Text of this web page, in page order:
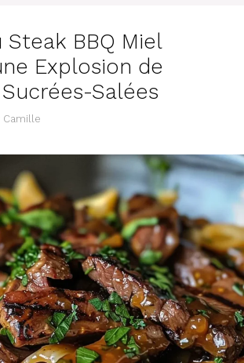
Steak BBQ Miel
Explosion de
Salées
Camille